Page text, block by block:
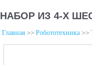
НАБОР ИЗ 4-Х
Главная Робототехника